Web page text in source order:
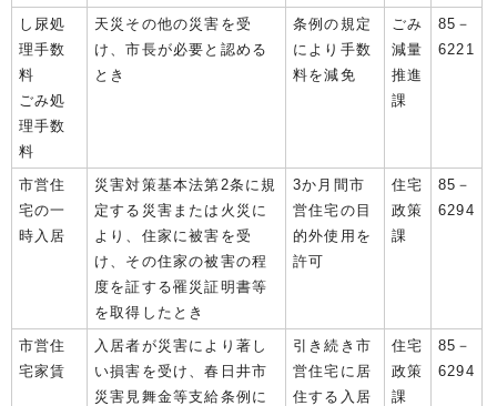
し尿処
理手数
料
ごみ処
理手数
料
天災その他の災害を受
け、市長が必要と認める
とき
条例の規定
により手数
料を減免
ごみ
減量
推進
課
85－
6221
市営住
宅の一
時入居
災害対策基本法第2条に規
定する災害または火災に
より、住家に被害を受
け、その住家の被害の程
度を証する罹災証明書等
を取得したとき
3か月間市
営住宅の目
的外使用を
許可
住宅
政策
課
85－
6294
市営住
宅家賃
入居者が災害により著し
い損害を受け、春日井市
災害見舞金等支給条例に
引き続き市
営住宅に居
住する入居
住宅
政策
課
85－
6294